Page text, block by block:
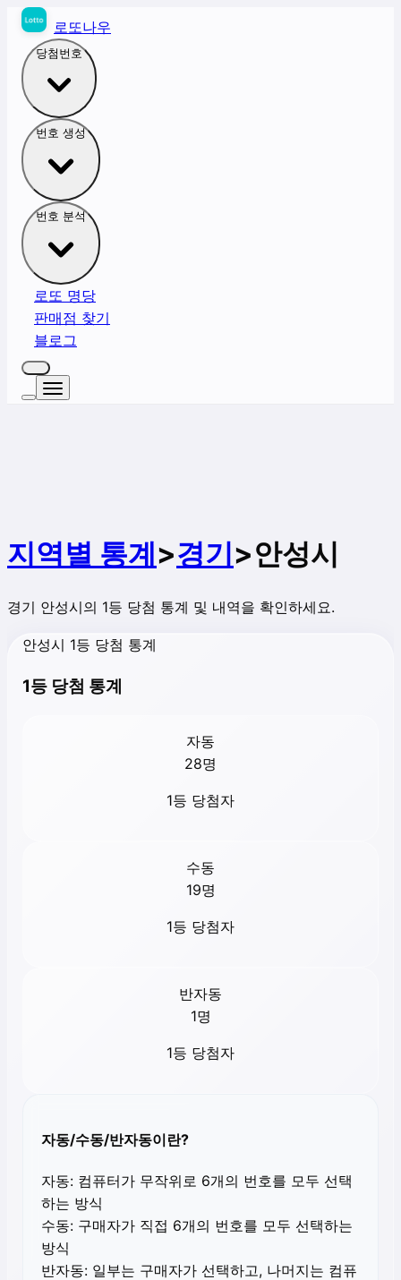
로또나우
당첨번호
번호 생성
번호 분석
로또 명당
판매점 찾기
블로그
지역별 통계>경기>안성시
경기 안성시의 1등 당첨 통계 및 내역을 확인하세요.
안성시 1등 당첨 통계
1등 당첨 통계
자동
28명
1등 당첨자
수동
19명
1등 당첨자
반자동
1명
1등 당첨자
자동/수동/반자동이란?
자동: 컴퓨터가 무작위로 6개의 번호를 모두 선택
하는 방식
수동: 구매자가 직접 6개의 번호를 모두 선택하는
방식
반자동: 일부는 구매자가 선택하고, 나머지는 컴퓨